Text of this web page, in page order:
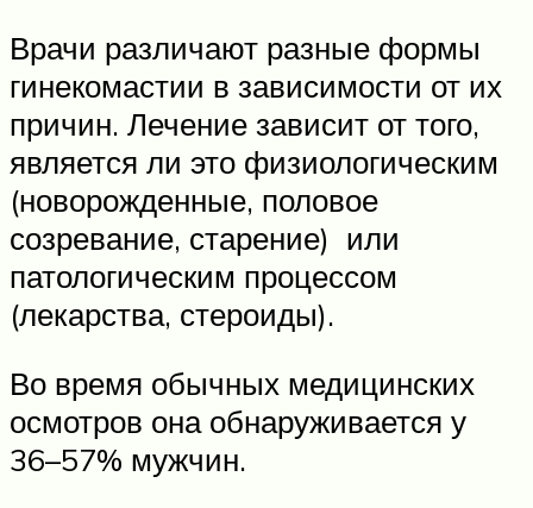
Врачи различают разные формы
гинекомастии в зависимости от их
причин. Лечение зависит от того,
является ли это физиологическим
(новорожденные, половое
созревание, старение) или
патологическим процессом
(лекарства, стероиды).
Во время обычных медицинских
осмотров она обнаруживается у
36–57% мужчин.